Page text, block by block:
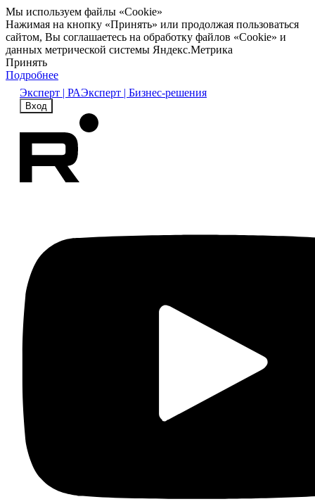
Мы используем файлы «Cookie»
Нажимая на кнопку «Принять» или продолжая пользоваться
сайтом, Вы соглашаетесь на обработку файлов «Cookie» и
данных метрической системы Яндекс.Метрика
Принять
Подробнее
Эксперт | РАЭксперт | Бизнес-решения
Вход